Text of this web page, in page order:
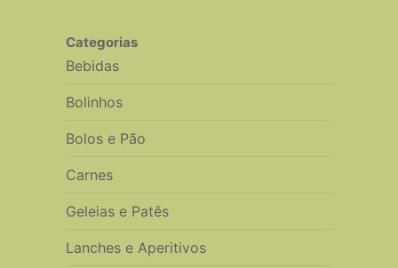
Categorias
Bebidas
Bolinhos
Bolos e Pão
Carnes
Geleias e Patês
Lanches e Aperitivos